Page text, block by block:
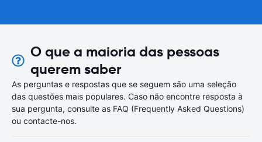
O que a maioria das pessoas
querem saber
As perguntas e respostas que se seguem são uma seleção
das questões mais populares. Caso não encontre resposta à
sua pergunta, consulte as FAQ (Frequently Asked Questions)
ou contacte-nos.